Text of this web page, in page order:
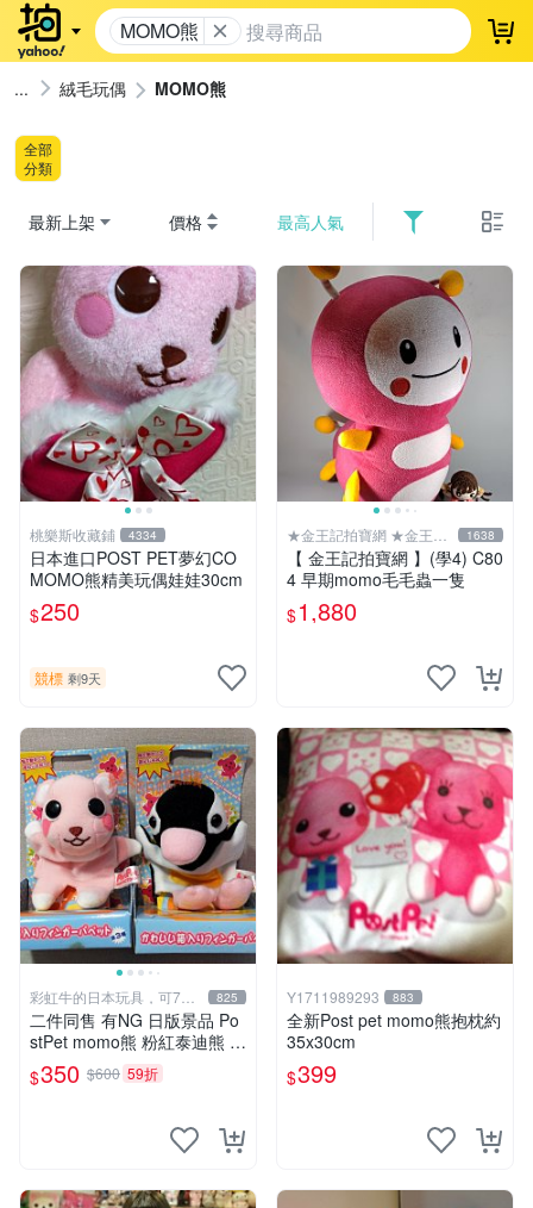
MOMO熊 登
絨毛玩偶 MOMO熊
全部
分類
最新上架 價格 最高人氣
桃樂斯收藏鋪 4334
日本進口POST PET夢幻CO
MOMO熊精美玩偶娃娃30cm
$250
競標 剩9天
★金王記拍寶網 ★金王記
拍寶趣
1638
【 金王記拍寶網 】(學4) C80
4 早期momo毛毛蟲一隻
$1,880
彩虹牛的日本玩具，可7取
付
825
二件同售 有NG 日版景品 Po
stPet momo熊 粉紅泰迪熊 妹
妹 comomo 企鵝 娃娃 布偶
手指頭 娃娃
$350 $600 59折
Y1711989293 883
全新Post pet momo熊抱枕約
35x30cm
$399